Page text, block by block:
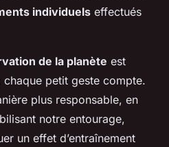
individuels effectués
de la planète est
petit geste compte.
plus responsable, en
notre entourage,
un effet d’entraînement